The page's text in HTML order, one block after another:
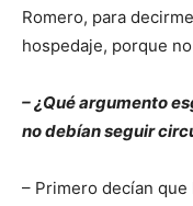
Romero, para
hospedaje, porque
– ¿Qué argumento
no debían seguir
– Primero decían